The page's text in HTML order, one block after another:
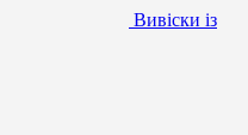
Вивіски із